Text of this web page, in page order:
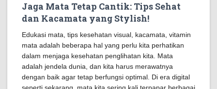
Jaga Mata Tetap Cantik: Tips Sehat
dan Kacamata yang Stylish!
Edukasi mata, tips kesehatan visual, kacamata, vitamin
mata adalah beberapa hal yang perlu kita perhatikan
dalam menjaga kesehatan penglihatan kita. Mata
adalah jendela dunia, dan kita harus merawatnya
dengan baik agar tetap berfungsi optimal. Di era digital